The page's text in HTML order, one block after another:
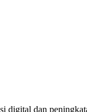
digital dan